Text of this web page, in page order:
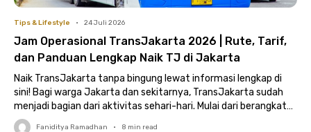
Tips & Lifestyle • 24 Juli 2026
Jam Operasional TransJakarta 2026 | Rute, Tarif,
dan Panduan Lengkap Naik TJ di Jakarta
Naik TransJakarta tanpa bingung lewat informasi lengkap di
sini! Bagi warga Jakarta dan sekitarnya, TransJakarta sudah
menjadi bagian dari aktivitas sehari-hari. Mulai dari berangkat
kerja,..
Faniditya Ramadhan • 8 min read